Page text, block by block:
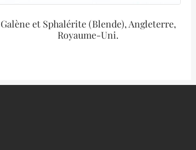
Galène et Sphalérite (Blende), Angleterre,
Royaume-Uni.